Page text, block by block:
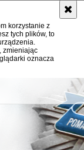
korzystanie z
tych plików, to
zmieniając
oznacza